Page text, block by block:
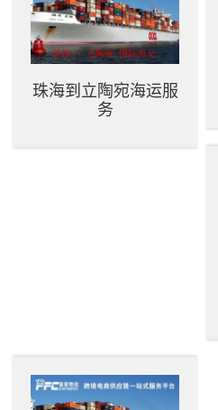
珠海到立陶宛海运服
务